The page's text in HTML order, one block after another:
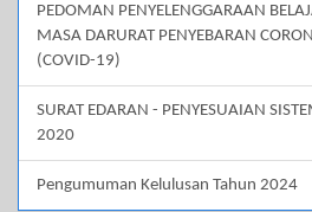
PEDOMAN PENYELENGGARAAN
MASA DARURAT PENYEBARAN
(COVID-19)
SURAT EDARAN - PENYESUAIAN
2020
Pengumuman Kelulusan Tahun 2024